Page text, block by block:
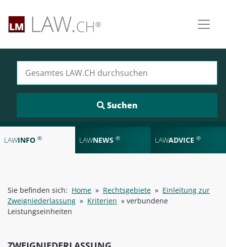
LAWINFO ® LAWNEWS ® LAWADVICE ®
Sie befinden sich: Home » Rechtsgebiete » Einleitung zur
Zweigniederlassung » Kriterien » verbundene
Leistungseinheiten